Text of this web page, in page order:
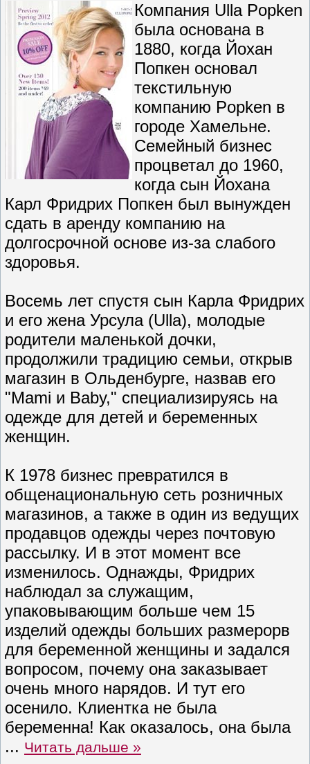
Компания Ulla Popken
была основана в
1880, когда Йохан
Попкен основал
текстильную
компанию Popken в
городе Хамельне.
Семейный бизнес
процветал до 1960,
когда сын Йохана
Карл Фридрих Попкен был вынужден
сдать в аренду компанию на
долгосрочной основе из-за слабого
здоровья.
Восемь лет спустя сын Карла Фридрих
и его жена Урсула (Ulla), молодые
родители маленькой дочки,
продолжили традицию семьи, открыв
магазин в Ольденбурге, назвав его
"Mami и Baby," специализируясь на
одежде для детей и беременных
женщин.
К 1978 бизнес превратился в
общенациональную сеть розничных
магазинов, а также в один из ведущих
продавцов одежды через почтовую
рассылку. И в этот момент все
изменилось. Однажды, Фридрих
наблюдал за служащим,
упаковывающим больше чем 15
изделий одежды больших размерорв
для беременной женщины и задался
вопросом, почему она заказывает
очень много нарядов. И тут его
осенило. Клиентка не была
беременна! Как оказалось, она была
... Читать дальше »